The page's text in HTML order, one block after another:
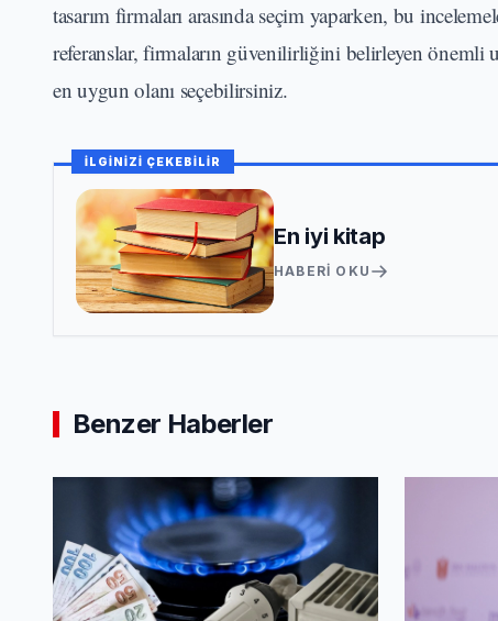
tasarım firmaları arasında seçim yaparken, bu
referanslar, firmaların güvenilirliğini belirleyen önemli
en uygun olanı seçebilirsiniz.
İLGİNİZİ ÇEKEBİLİR
En iyi kitap
HABERI OKU
Benzer Haberler